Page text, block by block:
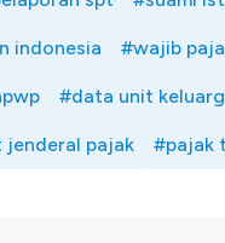
indonesia #wajib
#data unit
pajak #pajak